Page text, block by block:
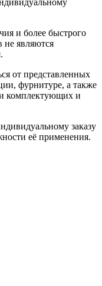
и более быстрого
не являются
от представленных
фурнитуре, а также
комплектующих и
заказу
её применения.